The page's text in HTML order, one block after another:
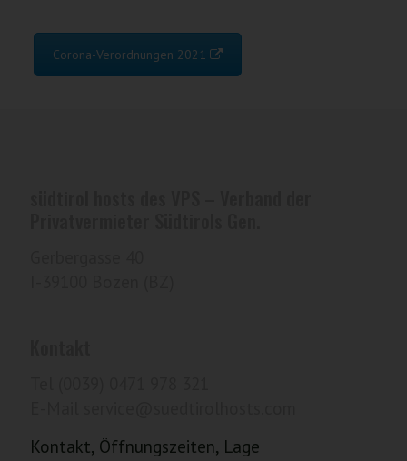
Corona-Verordnungen 2021
Kontakt, Öffnungszeiten, Lage